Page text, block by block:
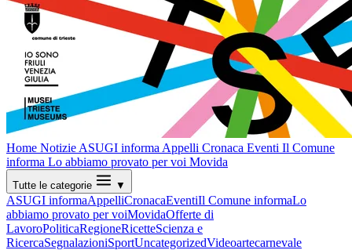
Home Notizie ASUGI informa Appelli Cronaca Eventi Il Comune
informa Lo abbiamo provato per voi Movida
Tutte le categorie ▼
ASUGI informaAppelliCronacaEventiIl Comune informaLo
abbiamo provato per voiMovidaOfferte di
LavoroPoliticaRegioneRicetteScienza e
RicercaSegnalazioniSportUncategorizedVideoartecarnevale